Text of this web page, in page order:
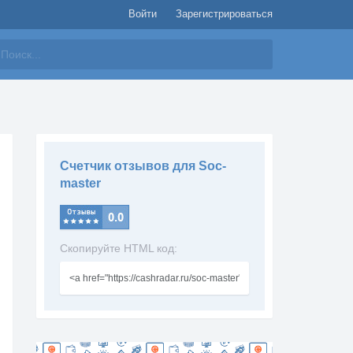
Войти Зарегистрироваться
Счетчик отзывов для Soc-
master
Скопируйте HTML код: